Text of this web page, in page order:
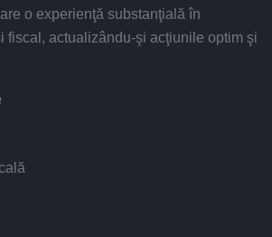
o experienţă substanţială în
fiscal, actualizându-şi acţiunile optim şi